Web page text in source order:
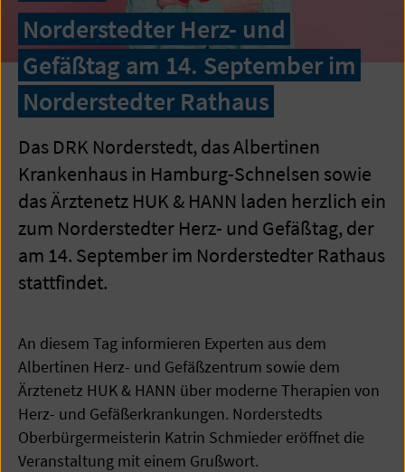
Norderstedter Herz- und
Gefäßtag am 14. September im
Norderstedter Rathaus
Das DRK Norderstedt, das Albertinen
Krankenhaus in Hamburg-Schnelsen sowie
das Ärztenetz HUK & HANN laden herzlich ein
zum Norderstedter Herz- und Gefäßtag, der
am 14. September im Norderstedter Rathaus
stattfindet.
An diesem Tag informieren Experten aus dem
Albertinen Herz- und Gefäßzentrum sowie dem
Ärztenetz HUK & HANN über moderne Therapien von
Herz- und Gefäßerkrankungen. Norderstedts
Oberbürgermeisterin Katrin Schmieder eröffnet die
Veranstaltung mit einem Grußwort.